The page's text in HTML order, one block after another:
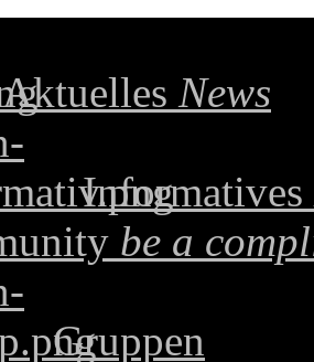
News
Informatives
be a
Gruppen